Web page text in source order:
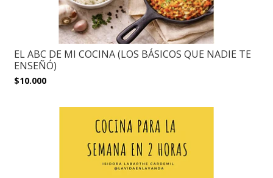
EL ABC DE MI COCINA (LOS BÁSICOS QUE NADIE TE
ENSEÑÓ)
$10.000